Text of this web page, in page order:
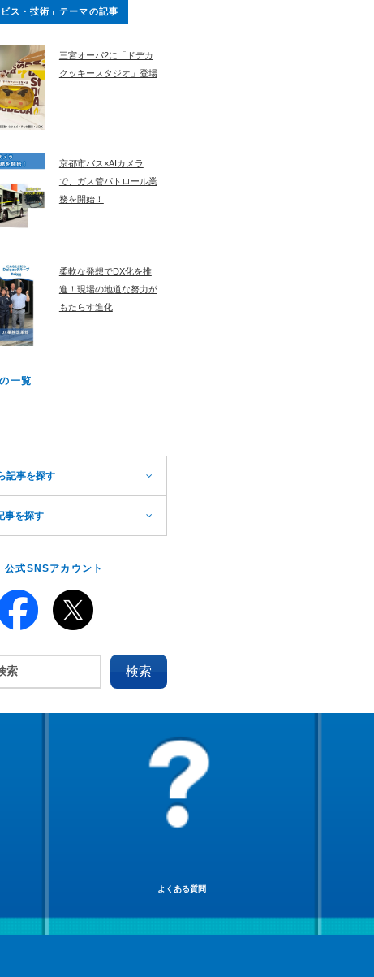
ビス・技術」テーマの記事
三宮オーパ2に「ドデカ
クッキースタジオ」登場
京都市バス×AIカメラ
で、ガス管パトロール業
務を開始！
柔軟な発想でDX化を推
進！現場の地道な努力が
もたらす進化
一覧
記事を探す
事を探す
公式SNSアカウント
よくある質問